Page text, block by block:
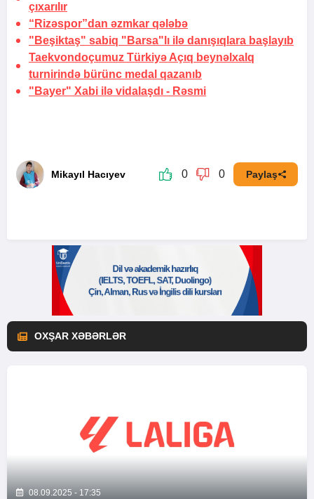
çıxarılır
“Rizəspor”dan əzmkar qələbə
"Beşiktaş" sabiq "Barsa"lı ilə danışıqlara başlayıb
Taekvondoçumuz Türkiyə Açıq beynəlxalq
turnirində bürünc medal qazanıb
"Bayer" Xabi ilə vidalaşdı - Rəsmi
Mikayıl Hacıyev 0 0 Paylaş
OXŞAR XƏBƏRLƏR
08.09.2025 - 17:35